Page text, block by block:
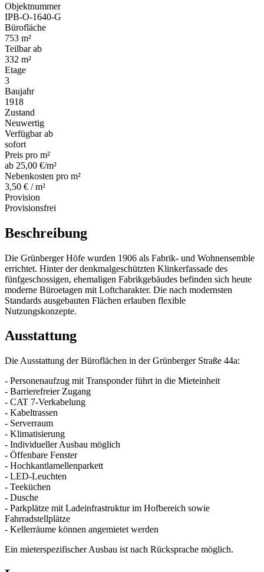
Objektnummer
IPB-O-1640-G
Bürofläche
753 m²
Teilbar ab
332 m²
Etage
3
Baujahr
1918
Zustand
Neuwertig
Verfügbar ab
sofort
Preis pro m²
ab 25,00 €/m²
Nebenkosten pro m²
3,50 € / m²
Provision
Provisionsfrei
Beschreibung
Die Grünberger Höfe wurden 1906 als Fabrik- und Wohnensemble
errichtet. Hinter der denkmalgeschützten Klinkerfassade des
fünfgeschossigen, ehemaligen Fabrikgebäudes befinden sich heute
moderne Büroetagen mit Loftcharakter. Die nach modernsten
Standards ausgebauten Flächen erlauben flexible
Nutzungskonzepte.
Ausstattung
Die Ausstattung der Büroflächen in der Grünberger Straße 44a:
- Personenaufzug mit Transponder führt in die Mieteinheit
- Barrierefreier Zugang
- CAT 7-Verkabelung
- Kabeltrassen
- Serverraum
- Klimatisierung
- Individueller Ausbau möglich
- Öffenbare Fenster
- Hochkantlamellenparkett
- LED-Leuchten
- Teeküchen
- Dusche
- Parkplätze mit Ladeinfrastruktur im Hofbereich sowie
Fahrradstellplätze
- Kellerräume können angemietet werden
Ein mieterspezifischer Ausbau ist nach Rücksprache möglich.